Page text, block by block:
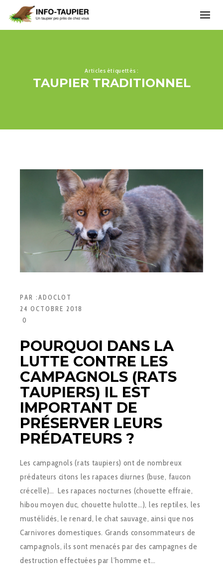
Articles étiquettés :
TAUPIER TRADITIONNEL
PAR :ADOCLOT
24 OCTOBRE 2018
0
POURQUOI DANS LA
LUTTE CONTRE LES
CAMPAGNOLS (RATS
TAUPIERS) IL EST
IMPORTANT DE
PRÉSERVER LEURS
PRÉDATEURS ?
Les campagnols (rats taupiers) ont de nombreux
prédateurs citons les rapaces diurnes (buse, faucon
crécelle)… Les rapaces nocturnes (chouette effraie,
hibou moyen duc, chouette hulotte…), les reptiles, les
mustélidés, le renard, le chat sauvage, ainsi que nos
Carnivores domestiques. Grands consommateurs de
campagnols, ils sont menacés par des campagnes de
destruction effectuées par l’homme et…